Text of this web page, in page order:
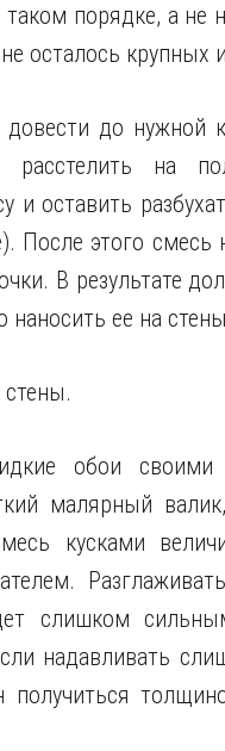
порядке, а не
осталось крупных
до нужной
расстелить на
и оставить
После этого
В результате
ее на
обои
малярный
кусками
слишком
надавливать
получиться